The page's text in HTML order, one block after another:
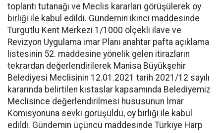
toplantı tutanağı ve Meclis kararları görüşülerek oy
birliği ile kabul edildi. Gündemin ikinci maddesinde
Turgutlu Kent Merkezi 1/1000 ölçekli ilave ve
Revizyon Uygulama imar Planı anahtar pafta açıklama
listesinin 52. maddesine yönelik gelen itirazların
tekrardan değerlendirilerek Manisa Büyükşehir
Belediyesi Meclisinin 12.01.2021 tarih 2021/12 sayılı
kararında belirtilen kıstaslar kapsamında Belediyemiz
Meclisince değerlendirilmesi hususunun İmar
Komisyonuna sevki görüşüldü, oy birliği ile kabul
edildi. Gündemin üçüncü maddesinde Türkiye Harp